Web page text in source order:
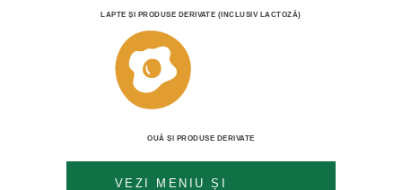
LAPTE ȘI PRODUSE DERIVATE (INCLUSIV LACTOZĂ)
OUĂ ȘI PRODUSE DERIVATE
VEZI MENIU ȘI